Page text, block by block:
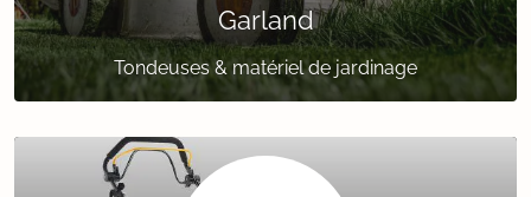
Garland
Tondeuses & matériel de jardinage